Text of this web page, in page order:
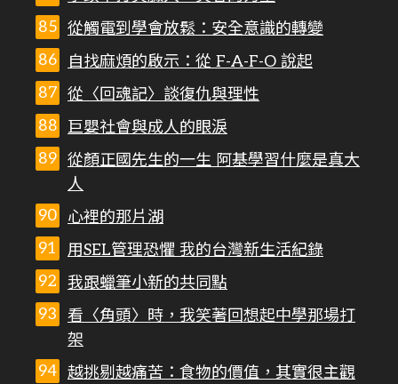
從觸電到學會放鬆：安全意識的轉變
自找麻煩的啟示：從 F-A-F-O 說起
從〈回魂記〉談復仇與理性
巨嬰社會與成人的眼淚
從顏正國先生的一生 阿基學習什麼是真大
人
心裡的那片湖
用SEL管理恐懼 我的台灣新生活紀錄
我跟蠟筆小新的共同點
看〈角頭〉時，我笑著回想起中學那場打
架
越挑剔越痛苦：食物的價值，其實很主觀